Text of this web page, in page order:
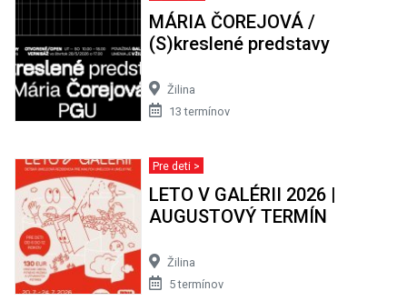
MÁRIA ČOREJOVÁ /
(S)kreslené predstavy
Žilina
13 termínov
Pre deti >
LETO V GALÉRII 2026 |
AUGUSTOVÝ TERMÍN
Žilina
5 termínov